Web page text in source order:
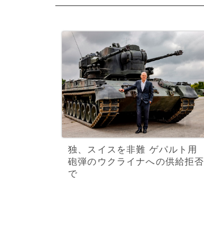
独、スイスを非難 ゲパルト用
砲弾のウクライナへの供給拒否
で